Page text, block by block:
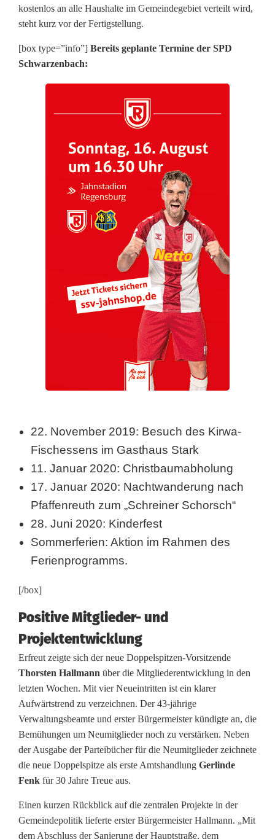
a
c
h
kostenlos an alle Haushalte im Gemeindegebiet verteilt wird,
steht kurz vor der Fertigstellung.
[box type=”info”] Bereits geplante Termine der SPD
Schwarzenbach:
22. November 2019: Besuch des Kirwa-
Fischessens im Gasthaus Stark
11. Januar 2020: Christbaumabholung
17. Januar 2020: Nachtwanderung nach
Pfaffenreuth zum „Schreiner Schorsch“
28. Juni 2020: Kinderfest
Sommerferien: Aktion im Rahmen des
Ferienprogramms.
[/box]
Positive Mitglieder- und
Projektentwicklung
Erfreut zeigte sich der neue Doppelspitzen-Vorsitzende
Thorsten Hallmann über die Mitgliederentwicklung in den
letzten Wochen. Mit vier Neueintritten ist ein klarer
Aufwärtstrend zu verzeichnen. Der 43-jährige
Verwaltungsbeamte und erster Bürgermeister kündigte an, die
Bemühungen um Neumitglieder noch zu verstärken. Neben
der Ausgabe der Parteibücher für die Neumitglieder zeichnete
die neue Doppelspitze als erste Amtshandlung Gerlinde
Fenk für 30 Jahre Treue aus.
Einen kurzen Rückblick auf die zentralen Projekte in der
Gemeindepolitik lieferte erster Bürgermeister Hallmann. „Mit
dem Abschluss der Sanierung der Hauptstraße, dem